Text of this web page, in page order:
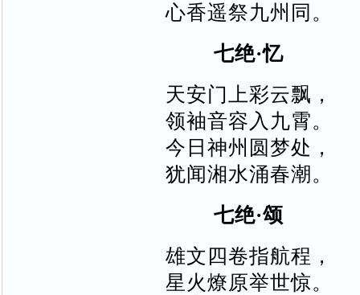
心香遥祭九州同。
七绝·忆
天安门上彩云飘，
领袖音容入九霄。
今日神州圆梦处，
犹闻湘水涌春潮。
七绝·颂
雄文四卷指航程，
星火燎原举世惊。